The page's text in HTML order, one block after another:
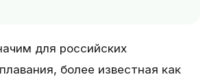
для российских
более известная как